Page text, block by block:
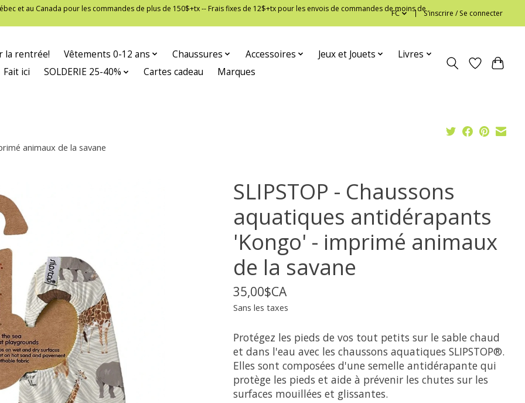
et au Canada pour les commandes de plus de 150$+tx -- Frais fixes de 12$+tx pour les envois de commandes de moins de
FC S’inscrire / Se connecter
la rentrée! Vêtements 0-12 ans Chaussures Accessoires Jeux et Jouets
Livres
Fait ici
SOLDERIE 25-40% Cartes cadeau Marques
animaux de la savane
SLIPSTOP - Chaussons
aquatiques antidérapants
'Kongo' - imprimé animaux
de la savane
35,00$CA
Sans les taxes
Protégez les pieds de vos tout petits sur le sable chaud
et dans l'eau avec les chaussons aquatiques SLIPSTOP®.
Elles sont composées d'une semelle antidérapante qui
protège les pieds et aide à prévenir les chutes sur les
surfaces mouillées et glissantes.